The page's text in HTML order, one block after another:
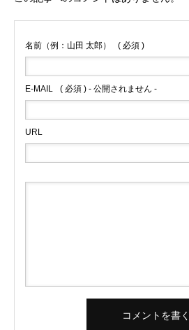
名前（例：山田 太郎） ( 必須 )
E-MAIL ( 必須 ) - 公開されません -
URL